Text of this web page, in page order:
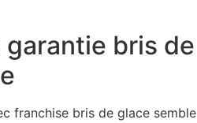
bris de
franchise bris de glace semble